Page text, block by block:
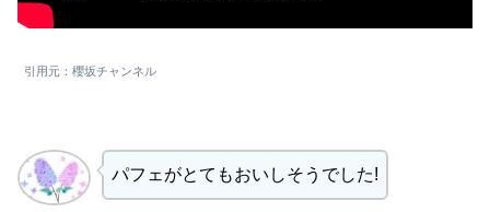
引用元：櫻坂チャンネル
パフェがとてもおいしそうでした!